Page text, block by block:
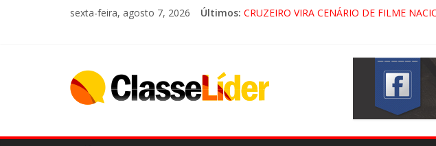
sexta-feira, agosto 7, 2026 Últimos:
LORENA, PINDAMONHANGABA E
ACESSO À APARECIDA NA DUTRA SERÁ